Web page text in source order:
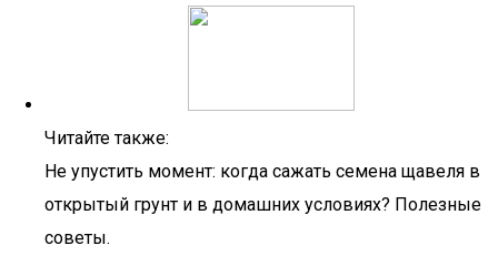
Читайте также:
Не упустить момент: когда сажать семена щавеля в
открытый грунт и в домашних условиях? Полезные
советы.